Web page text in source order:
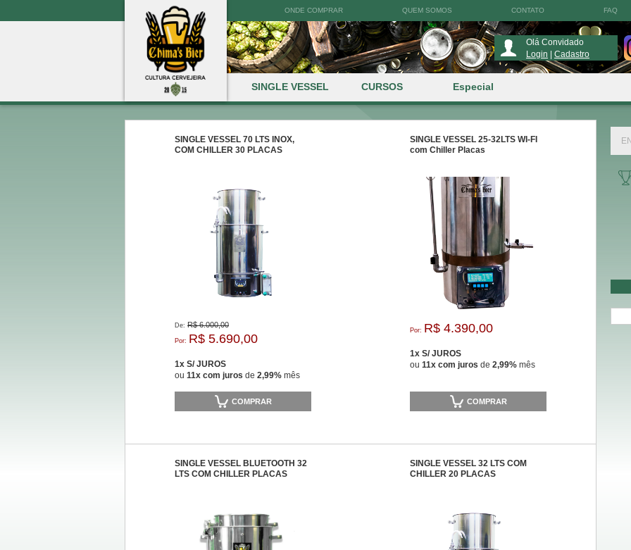
ONDE COMPRAR QUEM SOMOS CONTATO FAQ
Olá Convidado
Login
Cadastro
SINGLE VESSEL CURSOS Especial
SINGLE VESSEL 70 LTS INOX,
COM CHILLER 30 PLACAS
De: R$ 6.000,00
Por: R$ 5.690,00
1x S/ JUROS
ou 11x com juros de 2,99% mês
COMPRAR
SINGLE VESSEL 25-32LTS WI-FI
com Chiller Placas
Por: R$ 4.390,00
1x S/ JUROS
ou 11x com juros de 2,99% mês
COMPRAR
SINGLE VESSEL BLUETOOTH 32
LTS COM CHILLER PLACAS
SINGLE VESSEL 32 LTS COM
CHILLER 20 PLACAS